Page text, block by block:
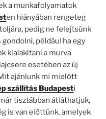
a munkafolyamatok
en hiányában rengeteg
pedig ne felejtsünk
például ha egy
kialakítani a murva
esetében az új
ajánlunk mi mielőtt
szállítás Budapesti
tisztábban átláthatjuk,
is van előttünk, amelyek